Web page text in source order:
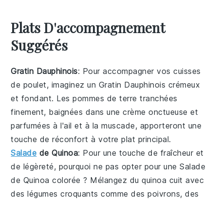
Plats D'accompagnement
Suggérés
Gratin Dauphinois: Pour accompagner voscuisses
de poulet, imaginez un Gratin Dauphinois crémeux
et fondant. Lespommes de terre tranchées
finement, baignées dans unecrème onctueuse et
parfumées à l'ail et à lamuscade, apporteront une
touche de réconfort à votre plat principal.
Salade de Quinoa: Pour une touche de fraîcheur et
de légèreté, pourquoi ne pas opter pour uneSalade
de Quinoa colorée ? Mélangez duquinoa cuit avec
deslégumes croquants comme despoivrons, des